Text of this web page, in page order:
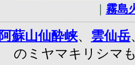
｜ 霧島
阿蘇山仙酔峡、 雲仙岳
のミヤマキリシマ